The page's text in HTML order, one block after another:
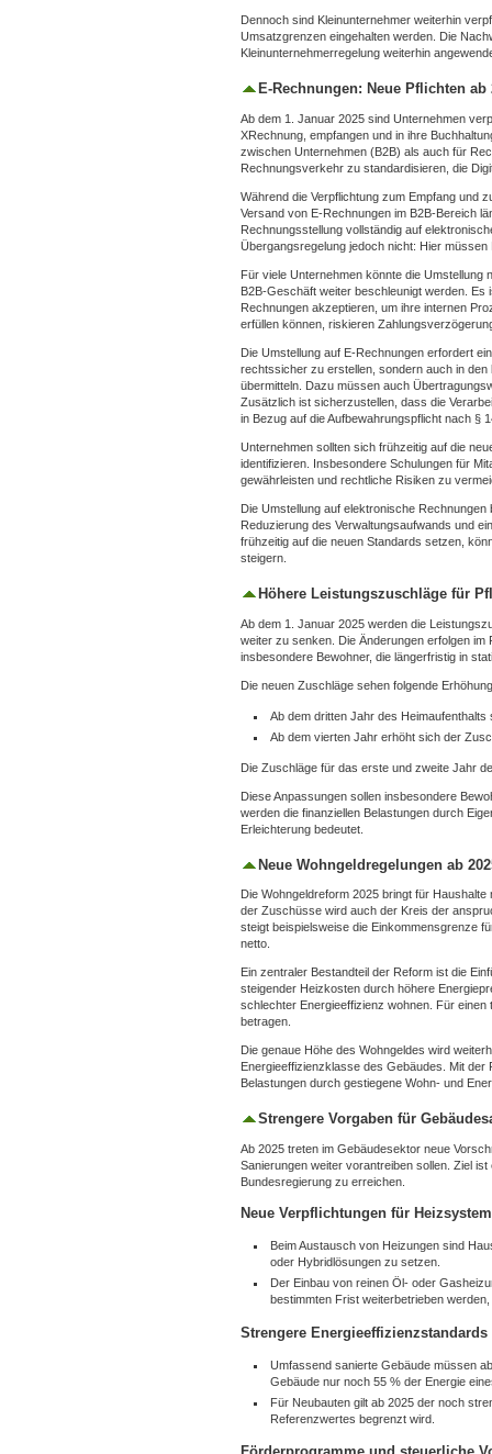
Dennoch sind Kleinunternehmer weiterhin
Umsatzgrenzen eingehalten werden. Die
Kleinunternehmerregelung weiterhin
E-Rechnungen: Neue Pflichten ab
Ab dem 1. Januar 2025 sind Unternehmen
XRechnung, empfangen und in ihre
zwischen Unternehmen (B2B) als auch für
Rechnungsverkehr zu standardisieren, die
Während die Verpflichtung zum Empfang und
Versand von E-Rechnungen im B2B-Bereich
Rechnungsstellung vollständig auf
Übergangsregelung jedoch nicht: Hier
Für viele Unternehmen könnte die
B2B-Geschäft weiter beschleunigt werden.
Rechnungen akzeptieren, um ihre internen
erfüllen können, riskieren
Die Umstellung auf E-Rechnungen erfordert
rechtssicher zu erstellen, sondern auch in
übermitteln. Dazu müssen auch
Zusätzlich ist sicherzustellen, dass die
in Bezug auf die Aufbewahrungspflicht nach §
Unternehmen sollten sich frühzeitig auf die
identifizieren. Insbesondere Schulungen für
gewährleisten und rechtliche Risiken zu
Die Umstellung auf elektronische
Reduzierung des Verwaltungsaufwands und
frühzeitig auf die neuen Standards setzen,
steigern.
Höhere Leistungszuschläge für
Ab dem 1. Januar 2025 werden die
weiter zu senken. Die Änderungen erfolgen
insbesondere Bewohner, die längerfristig in
Die neuen Zuschläge sehen folgende
Ab dem dritten Jahr des
Ab dem vierten Jahr erhöht sich der
Die Zuschläge für das erste und zweite Jahr
Diese Anpassungen sollen insbesondere
werden die finanziellen Belastungen durch
Erleichterung bedeutet.
Neue Wohngeldregelungen ab
Die Wohngeldreform 2025 bringt für
der Zuschüsse wird auch der Kreis der
steigt beispielsweise die Einkommensgrenze
netto.
Ein zentraler Bestandteil der Reform ist die
steigender Heizkosten durch höhere
schlechter Energieeffizienz wohnen. Für
betragen.
Die genaue Höhe des Wohngeldes wird
Energieeffizienzklasse des Gebäudes. Mit
Belastungen durch gestiegene Wohn- und
Strengere Vorgaben für
Ab 2025 treten im Gebäudesektor neue
Sanierungen weiter vorantreiben sollen. Ziel
Bundesregierung zu erreichen.
Neue Verpflichtungen für
Beim Austausch von Heizungen sind
oder Hybridlösungen zu setzen.
Der Einbau von reinen Öl- oder
bestimmten Frist weiterbetrieben
Strengere Energieeffizienzstandards
Umfassend sanierte Gebäude müssen
Gebäude nur noch 55 % der Energie
Für Neubauten gilt ab 2025 der noch
Referenzwertes begrenzt wird.